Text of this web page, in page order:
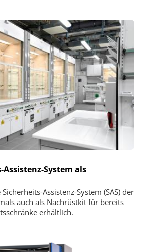
Assistenz-System als
Assistenz-System (SAS) der
auch als Nachrüstkit für bereits
erhältlich.